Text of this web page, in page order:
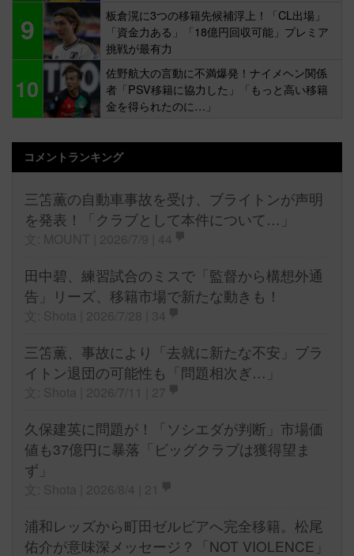
9
板倉滉に3つの移籍先候補浮上！「CL出場」
「資金力ある」「18億円回収可能」プレミア
挑戦が最有力
10
佐野航大の言動に不満爆発！ナイメヘン関係
者「PSV移籍に協力した」「もっと高い移籍
金を得られたのに…」
コメントランキング
三笘薫の自動車事故を受け、ブライトンが声明
を発表！「クラブとして本件について…」
田中碧、練習試合のミスで「監督から構想外通
告」リーズ、移籍市場で新たな動きも！
三笘薫、事故により「去就に新たな不安」ブラ
イトン退団の可能性も「問題相次ぎ…」
久保建英に問題が！「ソシエダが判断」市場価
値も37億円に暴落「ビッグクラブは獲得望ま
ず」
浦和レッズから町田ゼルビアへ完全移籍。松尾
佑介が意味深メッセージ？「NOT VIOLENCE」